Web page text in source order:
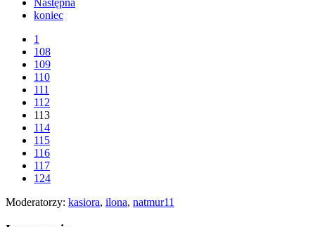
Następna
koniec
1
108
109
110
111
112
113
114
115
116
117
124
Moderatorzy: kasiora, ilona, natmur11